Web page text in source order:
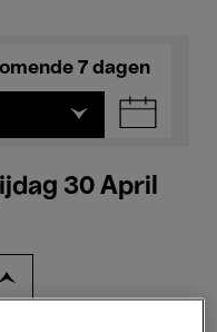
7 dagen
30 April